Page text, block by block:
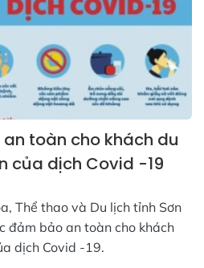
toàn cho khách du
của dịch Covid -19
Thể thao và Du lịch tỉnh Sơn
đảm bảo an toàn cho khách
dịch Covid -19.